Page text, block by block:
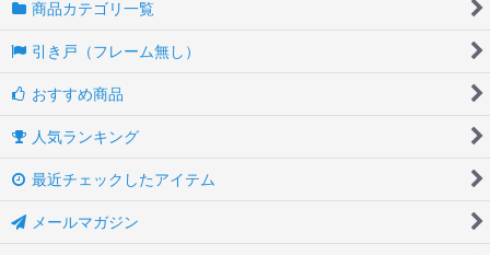
商品カテゴリ一覧
引き戸（フレーム無し）
おすすめ商品
人気ランキング
最近チェックしたアイテム
メールマガジン